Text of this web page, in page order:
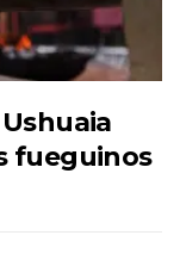
fueguinos